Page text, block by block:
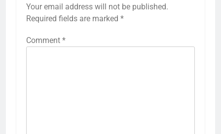
Your email address will not be published.
Required fields are marked *
Comment *